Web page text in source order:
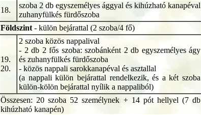
18.
szoba 2 db egyszemélyes ággyal és kihúzható kanapéval
zuhanyfülkés fürdőszoba
Földszint - külön bejárattal (2 szoba/4 fő)
19.
20.
2 szoba közös nappalival
- 2 db 2 fős szoba: szobánként 2 db egyszemélyes ágy
és zuhanyfülkés fürdőszoba
- közös nappali sarokkanapéval és asztallal
(a nappali külön bejárattal rendelkezik, és a két szoba
külön-kölön bejárattal nyílik a nappaliból)
Összesen: 20 szoba 52 személynek + 14 pót hellyel (7 db
kihúzható kanapén)